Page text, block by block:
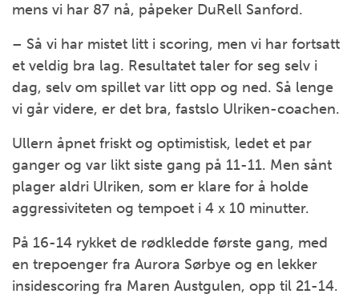
mens vi har 87 nå, påpeker DuRell Sanford.
– Så vi har mistet litt i scoring, men vi har fortsatt
et veldig bra lag. Resultatet taler for seg selv i
dag, selv om spillet var litt opp og ned. Så lenge
vi går videre, er det bra, fastslo Ulriken-coachen.
Ullern åpnet friskt og optimistisk, ledet et par
ganger og var likt siste gang på 11-11. Men sånt
plager aldri Ulriken, som er klare for å holde
aggressiviteten og tempoet i 4 x 10 minutter.
På 16-14 rykket de rødkledde første gang, med
en trepoenger fra Aurora Sørbye og en lekker
insidescoring fra Maren Austgulen, opp til 21-14.